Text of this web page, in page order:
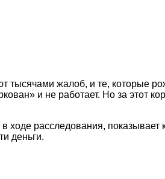
тысячами жалоб, и те, которые
и не работает. Но за этот
ходе расследования, показывает
деньги.